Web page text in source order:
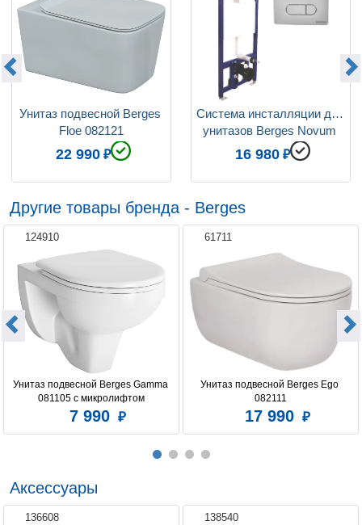
Система антивсплеск нет
Фурнитура
Коллекция
Унитаз подвесной Berges
Floe 082121
22 990
Система инсталляции для
унитазов Berges Novum
040233 с кнопкой смыва,
хром глянец
16 980
Другие товары бренда - Berges
124910
Унитаз подвесной Berges Gamma
081105 c микролифтом
7 990
61711
Унитаз подвесной Berges Ego
082111
17 990
Аксессуары
136608 138540